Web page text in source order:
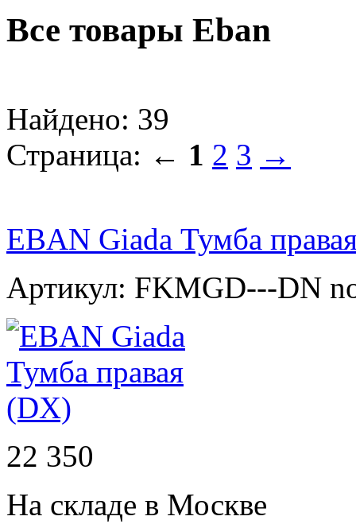
Все товары Eban
Найдено: 39
Страница: ← 1 2 3 →
EBAN Giada Тумба
Артикул: FKMGD---DN
22 350
На складе в Москве